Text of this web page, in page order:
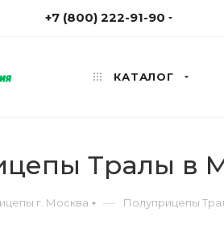
+7 (800) 222-91-90
КАТАЛОГ
Тралы в
г. Москва — Полуприцепы